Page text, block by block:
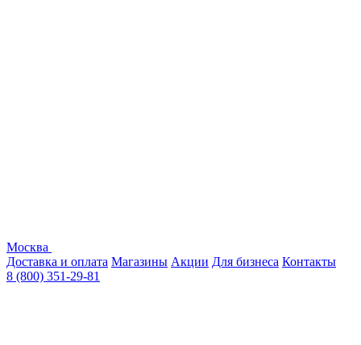
Москва
Доставка и оплата Магазины Акции Для бизнеса Контакты
8 (800) 351-29-81